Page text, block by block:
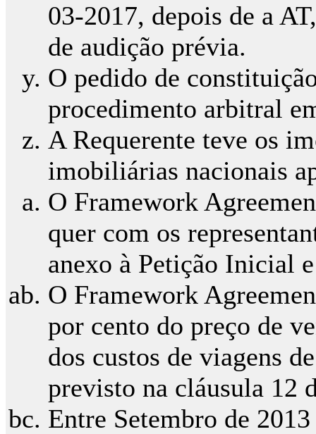
03-2017, depois de a
de audição prévia.
O pedido de
procedimento arbitral
A Requerente teve os
imobiliárias nacionais
O Framework
quer com os
anexo à Petição Inicial
O Framework
por cento do preço de
dos custos de viagens
previsto na cláusula 12
Entre Setembro de